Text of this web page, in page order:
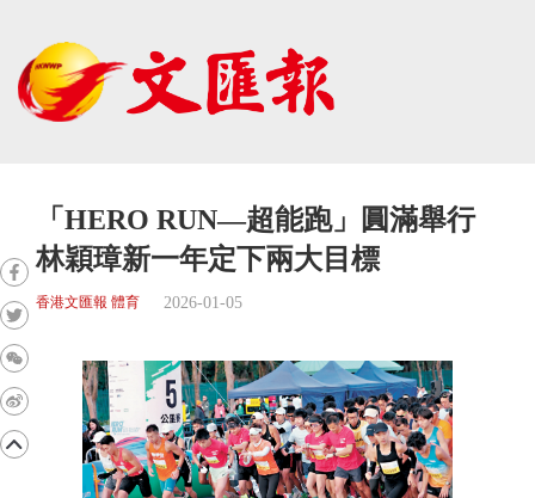
「HERO RUN—超能跑」圓滿舉行
林穎璋新一年定下兩大目標
香港文匯報 體育 2026-01-05